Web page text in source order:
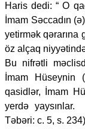
Haris dedi: “ O
İmam Səccadın
yetirmək qərarına
öz alçaq
Bu nifrətli
İmam Hüseynin
qasidlər, İmam
yerdə
Təbəri: c. 5, s. 234)